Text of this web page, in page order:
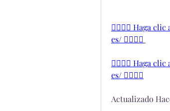
👉🏻👉🏻 Haga
es/ 👈🏻👈🏻
👉🏻👉🏻 Haga
es/ 👈🏻👈🏻
Actualizado